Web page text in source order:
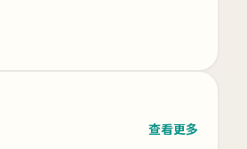
查看更多